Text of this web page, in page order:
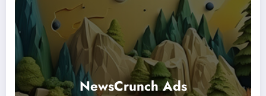
NewsCrunch Ads